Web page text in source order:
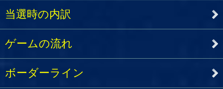
当選時の内訳
ゲームの流れ
ボーダーライン